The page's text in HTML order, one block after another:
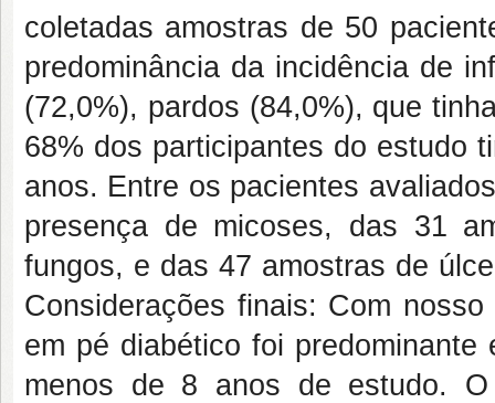
coletadas amostras de 50
predominância da incidência de
(72,0%), pardos (84,0%), que
68% dos participantes do estudo
anos. Entre os pacientes
presença de micoses, das 31
fungos, e das 47 amostras de
Considerações finais: Com
em pé diabético foi
menos de 8 anos de estudo.